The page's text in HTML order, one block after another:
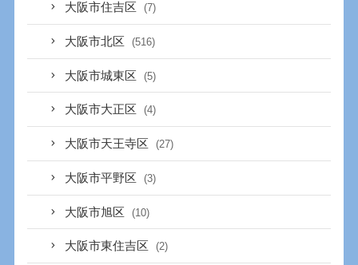
大阪市住吉区 (7)
大阪市北区 (516)
大阪市城東区 (5)
大阪市大正区 (4)
大阪市天王寺区 (27)
大阪市平野区 (3)
大阪市旭区 (10)
大阪市東住吉区 (2)